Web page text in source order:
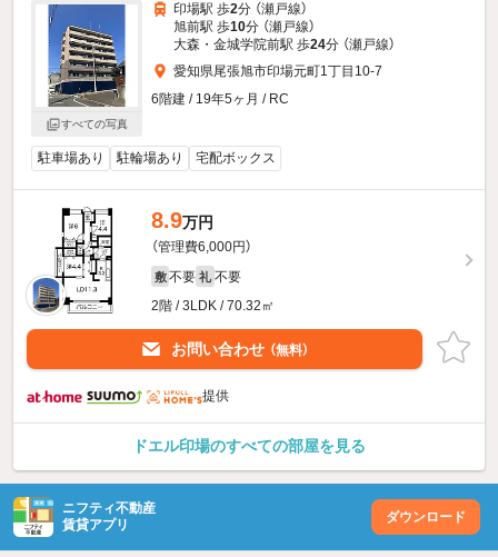
すべての写真
印場駅 歩2分 （瀬戸線）
旭前駅 歩10分 （瀬戸線）
大森・金城学院前駅 歩24分 （瀬戸線）
愛知県尾張旭市印場元町1丁目10-7
6階建 / 19年5ヶ月 / RC
駐車場あり 駐輪場あり 宅配ボックス
8.9万円
（管理費6,000円）
敷 不要 礼 不要
2階 / 3LDK / 70.32㎡
お問い合わせ （無料）
提供
ドエル印場のすべての部屋を見る
ニフティ不動産
賃貸アプリ
ダウンロード